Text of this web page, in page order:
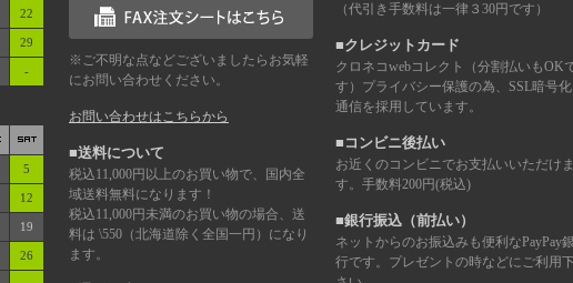
22
29
-
5
12
19
26
※ご不明な点などございましたらお気軽
にお問い合わせください。
お問い合わせはこちらから
■送料について
税込11,000円以上のお買い物で、国内全
域送料無料になります！
税込11,000円未満のお買い物の場合、送
料は \550（北海道除く全国一円）になり
ます。
（代引き手数料は一律３30円です）
■クレジットカード
クロネコwebコレクト（分割払いもOK
す）プライバシー保護の為、SSL暗号化
通信を採用しています。
■コンビニ後払い
お近くのコンビニでお支払いいただけ
す。手数料200円(税込)
■銀行振込（前払い）
ネットからのお振込みも便利なPayPay
行です。プレゼントの時などにご利用